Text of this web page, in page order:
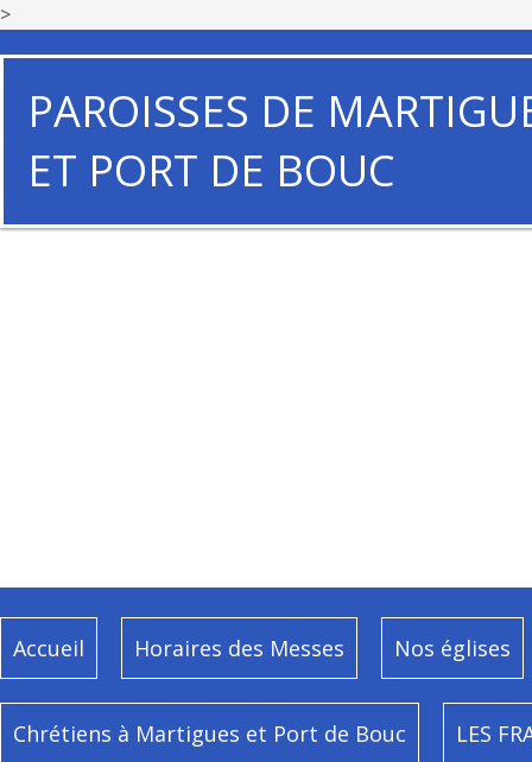
>
PAROISSES DE
ET PORT DE BOUC
Accueil Horaires des Messes Nos églises
Chrétiens à Martigues et Port de Bouc LES